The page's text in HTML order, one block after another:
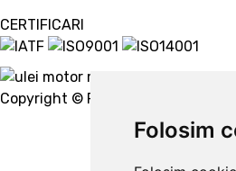
Folosim
CERTIFICARI
Copyright © Ravenol 2022.